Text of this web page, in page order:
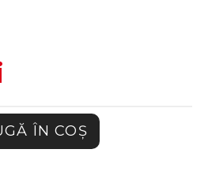
ÎN COŞ